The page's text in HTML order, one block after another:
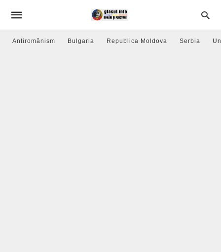
Antiromânism Bulgaria Republica Moldova Serbia